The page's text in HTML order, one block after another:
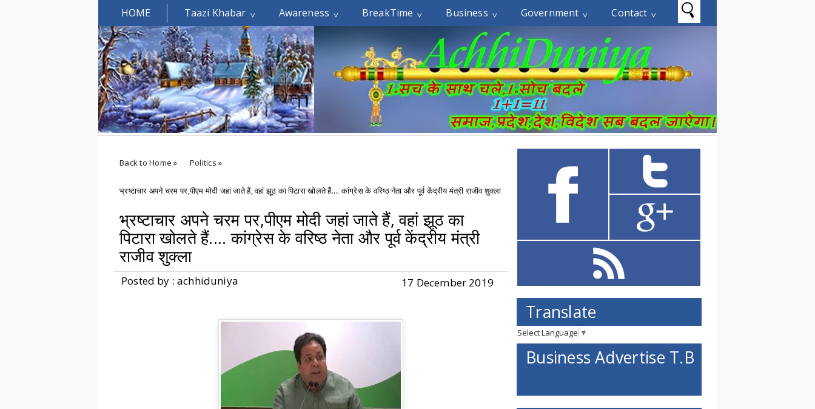
HOME Taazi Khabar Awareness BreakTime Business Government Contact
Welcomes You.....
Back to Home » Politics »
भ्रष्टाचार अपने चरम पर,पीएम मोदी जहां जाते हैं, वहां झूठ का पिटारा खोलते हैं.... कांग्रेस के वरिष्ठ नेता और पूर्व केंद्रीय मंत्री राजीव शुक्ला
भ्रष्टाचार अपने चरम पर,पीएम मोदी जहां जाते हैं, वहां झूठ का
पिटारा खोलते हैं.... कांग्रेस के वरिष्ठ नेता और पूर्व केंद्रीय मंत्री
राजीव शुक्ला
Posted by : achhiduniya 17 December 2019
Translate
Select Language ▼
Business Advertise T.B